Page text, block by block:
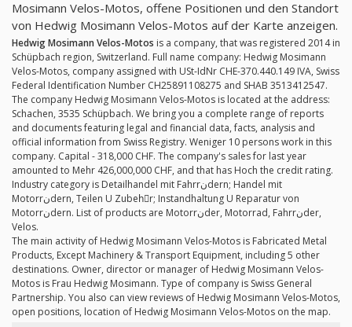
Mosimann Velos-Motos, offene Positionen und den Standort
von Hedwig Mosimann Velos-Motos auf der Karte anzeigen.
Hedwig Mosimann Velos-Motos is a company, that was registered 2014 in
Schüpbach region, Switzerland. Full name company: Hedwig Mosimann
Velos-Motos, company assigned with USt-IdNr CHE-370.440.149 IVA, Swiss
Federal Identification Number CH25891108275 and SHAB 3513412547.
The company Hedwig Mosimann Velos-Motos is located at the address:
Schachen, 3535 Schüpbach. We bring you a complete range of reports
and documents featuring legal and financial data, facts, analysis and
official information from Swiss Registry. Weniger 10 persons work in this
company. Capital - 318,000 CHF. The company's sales for last year
amounted to Mehr 426,000,000 CHF, and that has Hoch the credit rating.
Industry category is Detailhandel mit Fahrrنdern; Handel mit
Motorrنdern, Teilen U Zubehِr; Instandhaltung U Reparatur von
Motorrنdern. List of products are Motorrنder, Motorrad, Fahrrنder,
Velos.
The main activity of Hedwig Mosimann Velos-Motos is Fabricated Metal
Products, Except Machinery & Transport Equipment, including 5 other
destinations. Owner, director or manager of Hedwig Mosimann Velos-
Motos is Frau Hedwig Mosimann. Type of company is Swiss General
Partnership. You also can view reviews of Hedwig Mosimann Velos-Motos,
open positions, location of Hedwig Mosimann Velos-Motos on the map.